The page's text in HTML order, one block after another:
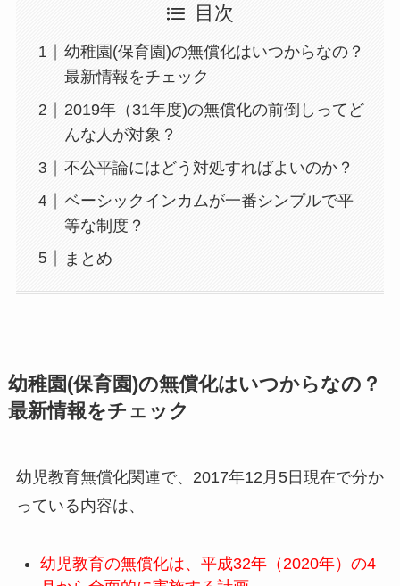
目次
幼稚園(保育園)の無償化はいつからなの？
最新情報をチェック
2019年（31年度)の無償化の前倒しってど
んな人が対象？
不公平論にはどう対処すればよいのか？
ベーシックインカムが一番シンプルで平
等な制度？
まとめ
幼稚園(保育園)の無償化はいつからなの？
最新情報をチェック
幼児教育無償化関連で、2017年12月5日現在で分か
っている内容は、
幼児教育の無償化は、平成32年（2020年）の4